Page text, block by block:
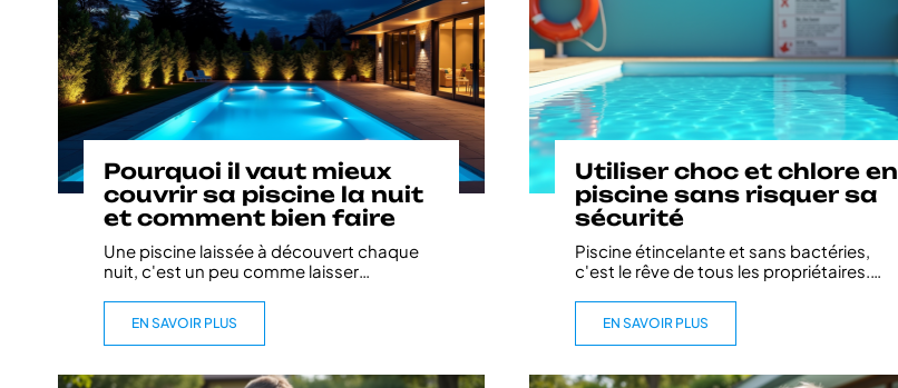
Pourquoi il vaut mieux
couvrir sa piscine la nuit
et comment bien faire
Une piscine laissée à découvert chaque
nuit, c'est un peu comme laisser…
EN SAVOIR PLUS
Utiliser choc et chlore en
piscine sans risquer sa
sécurité
Piscine étincelante et sans bactéries,
c'est le rêve de tous les propriétaires.…
EN SAVOIR PLUS